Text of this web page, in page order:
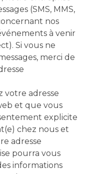
(SMS, MMS,
nos
à venir
Si vous ne
merci de
votre adresse
et que vous
explicite
chez nous et
adresse
pourra vous
informations